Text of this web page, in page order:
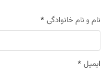
نام و نام خانوادگی *
ایمیل *